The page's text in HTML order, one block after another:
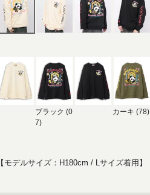
ブラック (0
7)
カーキ (78)
【モデルサイズ：H180cm / Lサイズ着用】